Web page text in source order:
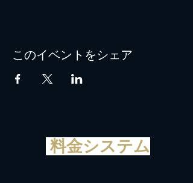
このイベントをシェア
料金システム